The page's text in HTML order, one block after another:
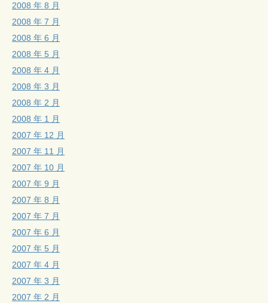
2008 年 8 月
2008 年 7 月
2008 年 6 月
2008 年 5 月
2008 年 4 月
2008 年 3 月
2008 年 2 月
2008 年 1 月
2007 年 12 月
2007 年 11 月
2007 年 10 月
2007 年 9 月
2007 年 8 月
2007 年 7 月
2007 年 6 月
2007 年 5 月
2007 年 4 月
2007 年 3 月
2007 年 2 月